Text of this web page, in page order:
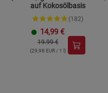
auf Kokosölbasis
(182)
14,99 €
19.99 €
(29,98 EUR / 1 l)